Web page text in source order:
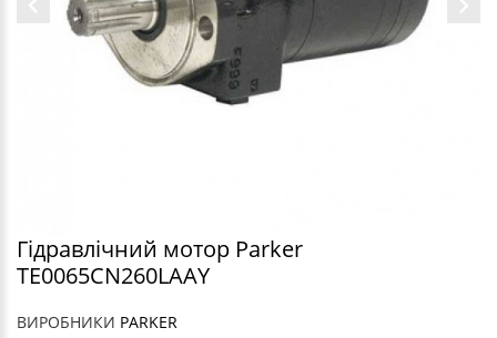
Гідравлічний мотор Parker
TE0065CN260LAAY
ВИРОБНИКИ PARKER